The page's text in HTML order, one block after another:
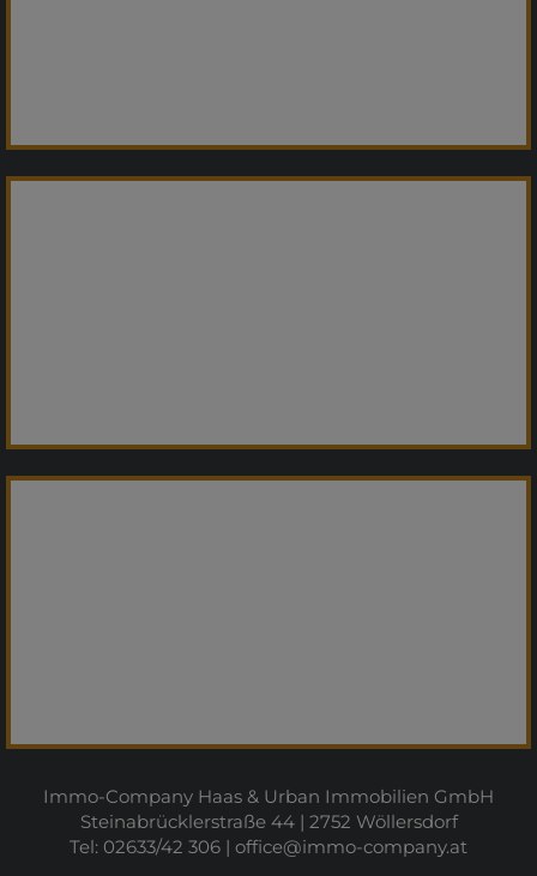
Immo-Company Haas & Urban Immobilien GmbH
Steinabrücklerstraße 44 | 2752 Wöllersdorf
Tel: 02633/42 306 | office@immo-company.at